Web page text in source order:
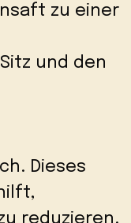
zu einer
und den
Dieses
reduzieren.